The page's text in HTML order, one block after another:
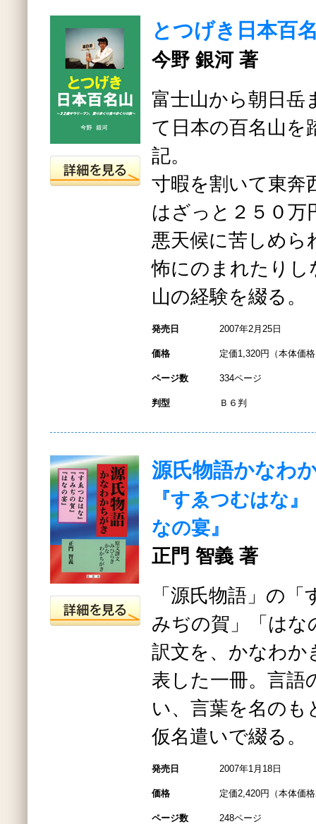
とつげき日本百
今野 銀河 著
富士山から朝日岳
て日本の百名山を
記。
寸暇を割いて東奔
はざっと２５０万
悪天候に苦しめら
怖にのまれたり
山の経験を綴る。
発売日 2007年2月25日
価格 定価1,320円（本体価
ページ数 334ページ
判型 Ｂ６判
源氏物語かなわ
『すゑつむはな
なの宴』
正門 智義 著
「源氏物語」の
みぢの賀」「はな
訳文を、かなわか
表した一冊。言語
い、言葉を名のも
仮名遣いで綴る。
発売日 2007年1月18日
価格 定価2,420円（本体価
ページ数 248ページ